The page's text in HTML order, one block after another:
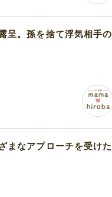
呈。孫を捨て浮気相手の
まなアプローチを受けた